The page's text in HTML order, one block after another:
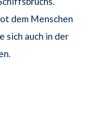
dem Menschen
sich auch in der